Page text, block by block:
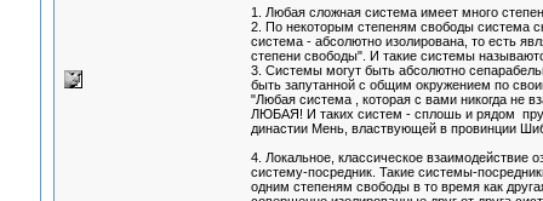
1. Любая сложная система имеет много
2. По некоторым степеням свободы система
система - абсолютно изолирована, то есть
степени свободы". И такие системы
3. Системы могут быть абсолютно
быть запутанной с общим окружением по
"Любая система , которая с вами никогда не
ЛЮБАЯ! И таких систем - сплошь и рядом
династии Мень, властвующей в провинции
4. Локальное, классическое взаимодействие
систему-посредник. Такие системы-
одним степеням свободы в то время как